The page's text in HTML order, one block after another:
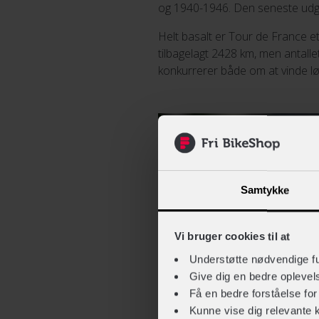
Samtykke
Vi bruger cookies til at
Understøtte nødvendige
Give dig en bedre
Få en bedre forståelse
Kunne vise dig relevante
og 1940-1946. Den seneste
Helt basalt er Tour de France
tilbagelagt 2428 km, men
konkurrerer både om at vinde